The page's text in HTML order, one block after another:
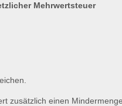
Mehrwertsteuer
zusätzlich einen